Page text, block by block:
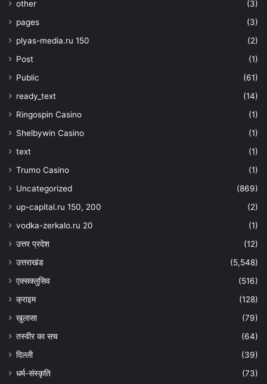
other
(3)
pages
(3)
plyas-media.ru 150
(2)
Post
(1)
Public
(61)
ready_text
(14)
Ringospin Casino
(1)
Shelbywin Casino
(1)
text
(1)
Trumo Casino
(1)
Uncategorized
(869)
up-capital.ru 150, 200
(2)
vodka-zerkalo.ru 20
(1)
उत्तर प्रदेश
(12)
उत्तराखंड
(5,548)
एक्सक्लुसिव
(516)
क्राइम
(128)
खुलासा
(79)
तस्वीर का सच
(64)
दिल्ली
(39)
धर्म-संस्कृति
(73)